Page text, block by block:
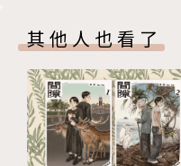
其他人也看了